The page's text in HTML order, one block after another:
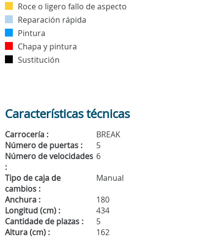
Roce o ligero fallo de aspecto
Reparación rápida
Pintura
Chapa y pintura
Sustitución
Características técnicas
Carrocería :
BREAK
Número de puertas :
5
Número de velocidades
:
6
Tipo de caja de
cambios :
Manual
Anchura :
180
Longitud (cm) :
434
Cantidade de plazas :
5
Altura (cm) :
162